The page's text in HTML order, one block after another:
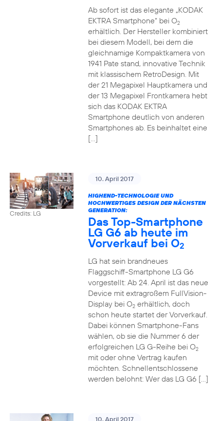
Ab sofort ist das elegante „KODAK
EKTRA Smartphone“ bei O2
erhältlich. Der Hersteller kombiniert
bei diesem Modell, bei dem die
gleichnamige Kompaktkamera von
1941 Pate stand, innovative Technik
mit klassischem RetroDesign. Mit
der 21 Megapixel Hauptkamera und
der 13 Megapixel Frontkamera hebt
sich das KODAK EKTRA
Smartphone deutlich von anderen
Smartphones ab. Es beinhaltet eine
[…]
Credits: LG
10. April 2017
HIGHEND-TECHNOLOGIE UND
HOCHWERTIGES DESIGN DER NÄCHSTEN
GENERATION:
Das Top-Smartphone
LG G6 ab heute im
Vorverkauf bei O2
LG hat sein brandneues
Flaggschiff-Smartphone LG G6
vorgestellt: Ab 24. April ist das neue
Device mit extragroßem FullVision-
Display bei O2erhältlich, doch
schon heute startet der Vorverkauf.
Dabei können Smartphone-Fans
wählen, ob sie die Nummer 6 der
erfolgreichen LG G-Reihe bei O2
mit oder ohne Vertrag kaufen
möchten. Schnellentschlossene
werden belohnt: Wer das LG G6 […]
10. April 2017